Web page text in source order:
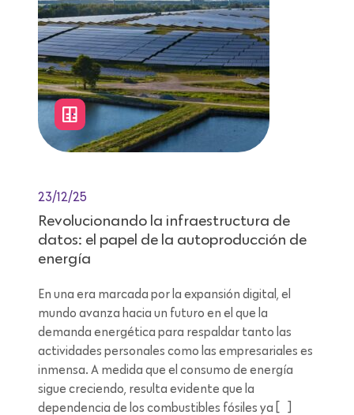
23/12/25
Revolucionando la infraestructura de
datos: el papel de la autoproducción de
energía
En una era marcada por la expansión digital, el
mundo avanza hacia un futuro en el que la
demanda energética para respaldar tanto las
actividades personales como las empresariales es
inmensa. A medida que el consumo de energía
sigue creciendo, resulta evidente que la
dependencia de los combustibles fósiles ya […]